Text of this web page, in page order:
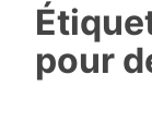
pour